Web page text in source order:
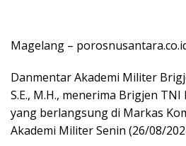
Magelang –
Danmentar Akademi Militer
S.E., M.H., menerima Brigjen
yang berlangsung di Markas
Akademi Militer Senin (26/08/